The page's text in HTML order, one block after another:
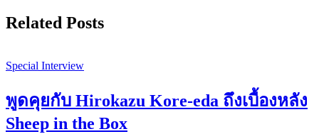
Related Posts
Special Interview
พูดคุยกับ Hirokazu Kore-eda ถึงเบื้องหลัง
Sheep in the Box